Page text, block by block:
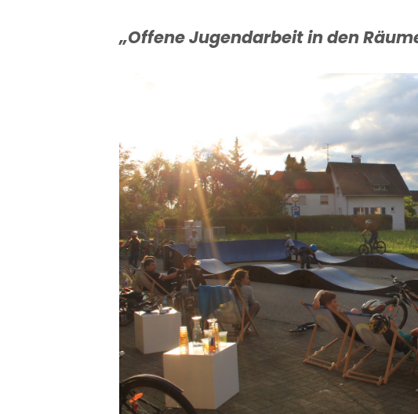
„Offene Jugendarbeit in den